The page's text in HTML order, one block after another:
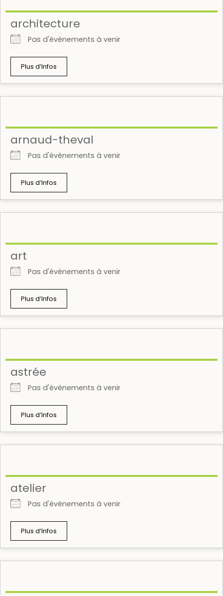
architecture
Pas d'événements à venir
Plus d’Infos
arnaud-theval
Pas d'événements à venir
Plus d’Infos
art
Pas d'événements à venir
Plus d’Infos
astrée
Pas d'événements à venir
Plus d’Infos
atelier
Pas d'événements à venir
Plus d’Infos